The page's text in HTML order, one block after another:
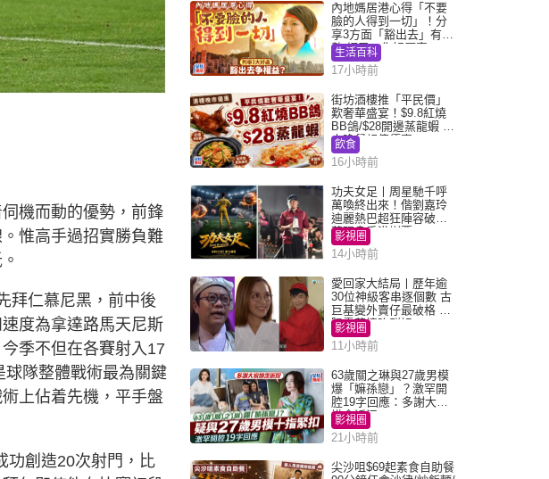
機而動的優勢，前鋒
惟高手過招實勝負難
拜仁慕尼黑，前中後
度為拿達路馬天尼斯
季不但在各賽射入17
隊整體戰術最為關鍵
上佔着先機，平手盤
功創造20次射門，比
內地媽居港心得「不要
臉的人得到一切」！分
享3方面「豁出去」有著
數 網民：你好厲害
生活百科
17小時前
街坊酒樓推「平民價」
歎奢華盛宴！$9.8紅燒
BB鴿/$28開邊蒸龍蝦 3
大晚餐超值優惠
飲食
16小時前
功夫女足丨周星馳千呼
萬喚終出來！偕劉嘉玲
迪麗熱巴超狂陣容破天
荒現身香港謝票
影視圈
14小時前
愛回家大結局丨歷年逾
30位神級客串逐個數 古
巨基變外賣仔最破格 歐
陽震華情陷群姐
影視圈
11小時前
63歲關之琳與27歲男模
爆「嫲孫戀」？激罕開
腔19字回應：多謝大家
掛念近況
影視圈
21小時前
尖沙咀$69起素食自助餐